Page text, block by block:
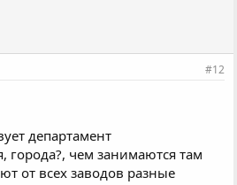
#12
департамент
чем занимаются там
от всех заводов разные